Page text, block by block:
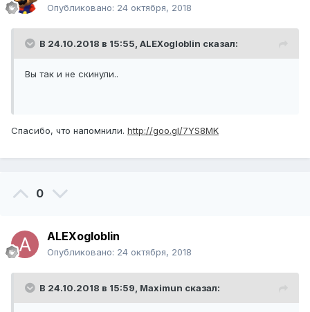
Опубликовано: 24 октября, 2018
В 24.10.2018 в 15:55, ALEXogloblin сказал:
Вы так и не скинули..
Спасибо, что напомнили. http://goo.gl/7YS8MK
0
ALEXogloblin
Опубликовано: 24 октября, 2018
В 24.10.2018 в 15:59, Maximun сказал: